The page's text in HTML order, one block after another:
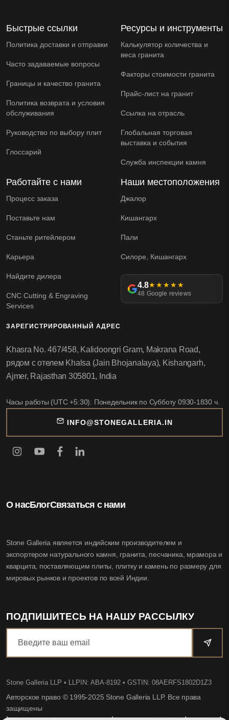
Быстрые ссылки
Политика доставки и отправки
Часто задаваемые вопросы
Границы и качество гранита
Политика возврата и условия
обслуживания
Руководство по выбору плит
Глоссарий
Ресурсы и инструменты
Калькулятор количества и
веса гранита
Факторы стоимости гранита
Прайс-лист на гранит
Ссылка на отрасль
Глобальная торговая
выставка и события
Служба инспекции камня
Работайте с нами
Процесс заказа
Поставьте нам
Станьте ритейлером
Карьера
Найдите дилера
CNC Cutting & Engraving
Services
Наши местоположения
Джалор
Кишангарх
Пали
Силоре, Кишангарх
4.8★★★★★
48 Google reviews
О насБлогСвязаться с нами
Stone Galleria является индийским производителем и
экспортером натурального камня, гранита, песчаника, мрамора и
кварцита, поставляющим плиты, плитку и камень по размеру для
мировых рынков и проектов по всей Индии.
ПОДПИШИТЕСЬ НА НАШУ РАССЫЛКУ
Stone Galleria LLP • LLPIN: ABA-8192 • GSTIN: 08AERFS1802D1Z3
Авторское право © 1995-2025 Stone Galleria LLP. Все права
защищены
ЗАРЕГИСТРИРОВАННЫЙ АДРЕС
Khasra No. 467/458, Kalidoongri Gram, Makrana Road,
рядом с отелем Khalsa (Jain Bhojanalaya), Kishangarh,
Ajmer, Rajasthan 305801, India
Часы работы (UTC +5:30): Понедельник по Субботу 0930-1830 ч.
INFO@STONEGALLERIA.IN